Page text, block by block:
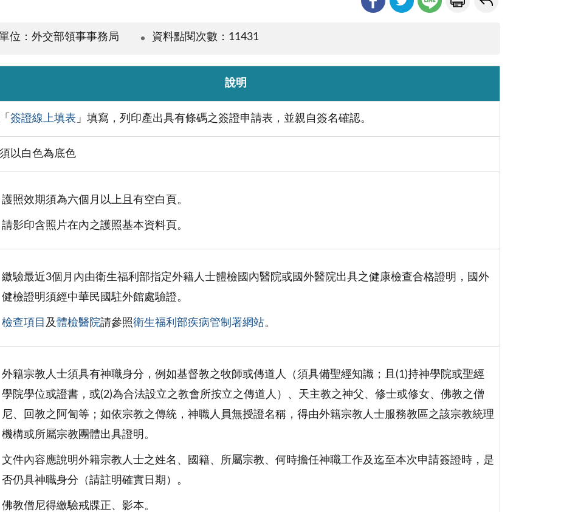
位：外交部領事事務局 資料點閱次數：11431
說明
簽證線上填表 」填寫，列印產出具有條碼之簽證申請表，並親自簽名確認。
以白色為底色
護照效期須為六個月以上且有空白頁。
請影印含照片在內之護照基本資料頁。
繳驗最近3個月內由衛生福利部指定外籍人士體檢國內醫院或國外醫院出具之健康檢查合格證明，國外
健檢證明須經中華民國駐外館處驗證。
檢查項目 及體檢醫院請參照衛生福利部疾病管制署網站。
外籍宗教人士須具有神職身分，例如基督教之牧師或傳道人（須具備聖經知識；且(1)持神學院或聖經
學院學位或證書，或(2)為合法設立之教會所按立之傳道人）、天主教之神父、修士或修女、佛教之僧
尼、回教之阿訇等；如依宗教之傳統，神職人員無授證名稱，得由外籍宗教人士服務教區之該宗教統理
機構或所屬宗教團體出具證明。
文件內容應說明外籍宗教人士之姓名、國籍、所屬宗教、何時擔任神職工作及迄至本次申請簽證時，是
否仍具神職身分（請註明確實日期）。
佛教僧尼得繳驗戒牒正、影本。